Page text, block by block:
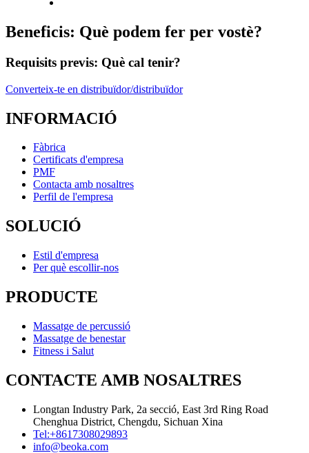
Beneficis: Què podem fer per vostè?
Requisits previs: Què cal tenir?
Converteix-te en distribuïdor/distribuïdor
INFORMACIÓ
Fàbrica
Certificats d'empresa
PMF
Contacta amb nosaltres
Perfil de l'empresa
SOLUCIÓ
Estil d'empresa
Per què escollir-nos
PRODUCTE
Massatge de percussió
Massatge de benestar
Fitness i Salut
CONTACTE AMB NOSALTRES
Longtan Industry Park, 2a secció, East 3rd Ring Road
Chenghua District, Chengdu, Sichuan Xina
Tel:+8617308029893
info@beoka.com